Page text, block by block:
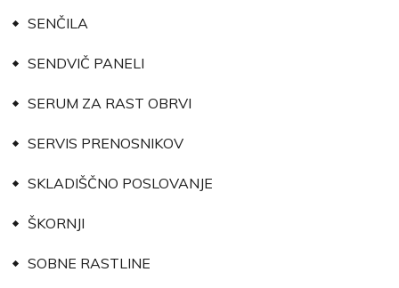
SENČILA
SENDVIČ PANELI
SERUM ZA RAST OBRVI
SERVIS PRENOSNIKOV
SKLADIŠČNO POSLOVANJE
ŠKORNJI
SOBNE RASTLINE